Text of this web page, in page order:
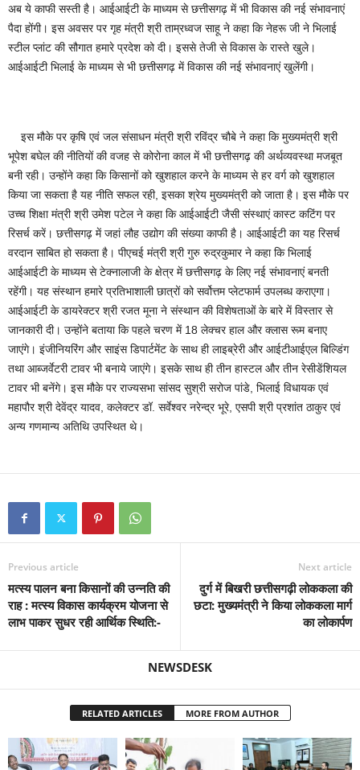
अब ये काफी सस्ती है। आईआईटी के माध्यम से छत्तीसगढ़ में भी विकास की नई संभावनाएं
पैदा होंगी। इस अवसर पर गृह मंत्री श्री ताम्रध्वज साहू ने कहा कि नेहरू जी ने भिलाई
स्टील प्लांट की सौगात हमारे प्रदेश को दी। इससे तेजी से विकास के रास्ते खुले।
आईआईटी भिलाई के माध्यम से भी छत्तीसगढ़ में विकास की नई संभावनाएं खुलेंगी।
इस मौके पर कृषि एवं जल संसाधन मंत्री श्री रविंद्र चौबे ने कहा कि मुख्यमंत्री श्री
भूपेश बघेल की नीतियों की वजह से कोरोना काल में भी छत्तीसगढ़ की अर्थव्यवस्था मजबूत
बनी रही। उन्होंने कहा कि किसानों को खुशहाल करने के माध्यम से हर वर्ग को खुशहाल
किया जा सकता है यह नीति सफल रही, इसका श्रेय मुख्यमंत्री को जाता है। इस मौके पर
उच्च शिक्षा मंत्री श्री उमेश पटेल ने कहा कि आईआईटी जैसी संस्थाएं कास्ट कटिंग पर
रिसर्च करें। छत्तीसगढ़ में जहां लौह उद्योग की संख्या काफी है। आईआईटी का यह रिसर्च
वरदान साबित हो सकता है। पीएचई मंत्री श्री गुरु रुद्रकुमार ने कहा कि भिलाई
आईआईटी के माध्यम से टेक्नालाजी के क्षेत्र में छत्तीसगढ़ के लिए नई संभावनाएं बनती
रहेंगी। यह संस्थान हमारे प्रतिभाशाली छात्रों को सर्वोत्तम प्लेटफार्म उपलब्ध कराएगा।
आईआईटी के डायरेक्टर श्री रजत मूना ने संस्थान की विशेषताओं के बारे में विस्तार से
जानकारी दी। उन्होंने बताया कि पहले चरण में 18 लेक्चर हाल और क्लास रूम बनाए
जाएंगे। इंजीनियरिंग और साइंस डिपार्टमेंट के साथ ही लाइब्रेरी और आईटीआईएल बिल्डिंग
तथा आब्जर्वेटरी टावर भी बनाये जाएंगे। इसके साथ ही तीन हास्टल और तीन रेसीडेंशियल
टावर भी बनेंगे। इस मौके पर राज्यसभा सांसद सुश्री सरोज पांडे, भिलाई विधायक एवं
महापौर श्री देवेंद्र यादव, कलेक्टर डॉ. सर्वेश्वर नरेन्द्र भूरे, एसपी श्री प्रशांत ठाकुर एवं
अन्य गणमान्य अतिथि उपस्थित थे।
Previous article
मत्स्य पालन बना किसानों की उन्नति की
राह : मत्स्य विकास कार्यक्रम योजना से
लाभ पाकर सुधर रही आर्थिक स्थिति:-
Next article
दुर्ग में बिखरी छत्तीसगढ़ी लोककला की
छटा: मुख्यमंत्री ने किया लोककला मार्ग
का लोकार्पण
NEWSDESK
RELATED ARTICLES MORE FROM AUTHOR